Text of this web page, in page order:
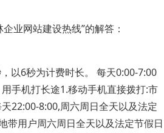
业网站建设热线”的解答：
以6秒为计费时长。 每天0:00-7:00
机打长途1.移动手机直接拨打:市
22:00-8:00,周六周日全天以及法定
带用户周六周日全天以及法定节假日